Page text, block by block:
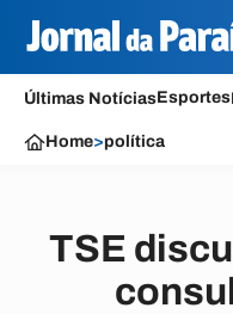
Últimas NotíciasEsportes
Home>política
TSE